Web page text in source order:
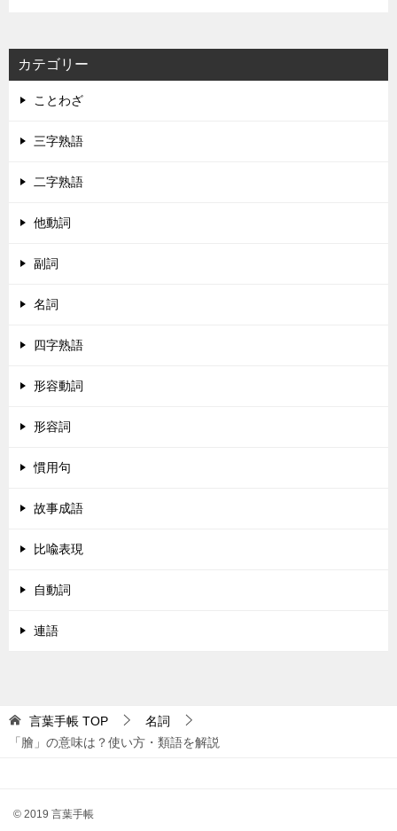
カテゴリー
ことわざ
三字熟語
二字熟語
他動詞
副詞
名詞
四字熟語
形容動詞
形容詞
慣用句
故事成語
比喩表現
自動詞
連語
言葉手帳 TOP
名詞
「膾」の意味は？使い方・類語を解説
© 2019 言葉手帳